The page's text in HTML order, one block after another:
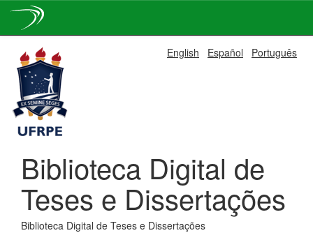
navigation
English Español Português
Biblioteca Digital de
Teses e Dissertações
Biblioteca Digital de Teses e Dissertações